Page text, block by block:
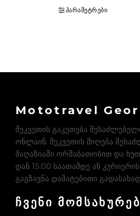
ᲞᲐᲠᲐᲛᲔᲢᲠᲔᲑᲘ
Mototravel
შეკვეთის გაკეთება
ონლაინ. შეკვეთის მიღება
მაღაზიაში ორშაბათობით და
დან 15:00 საათამდე ან
გაგზავნა დამატებითი
ჩვენი